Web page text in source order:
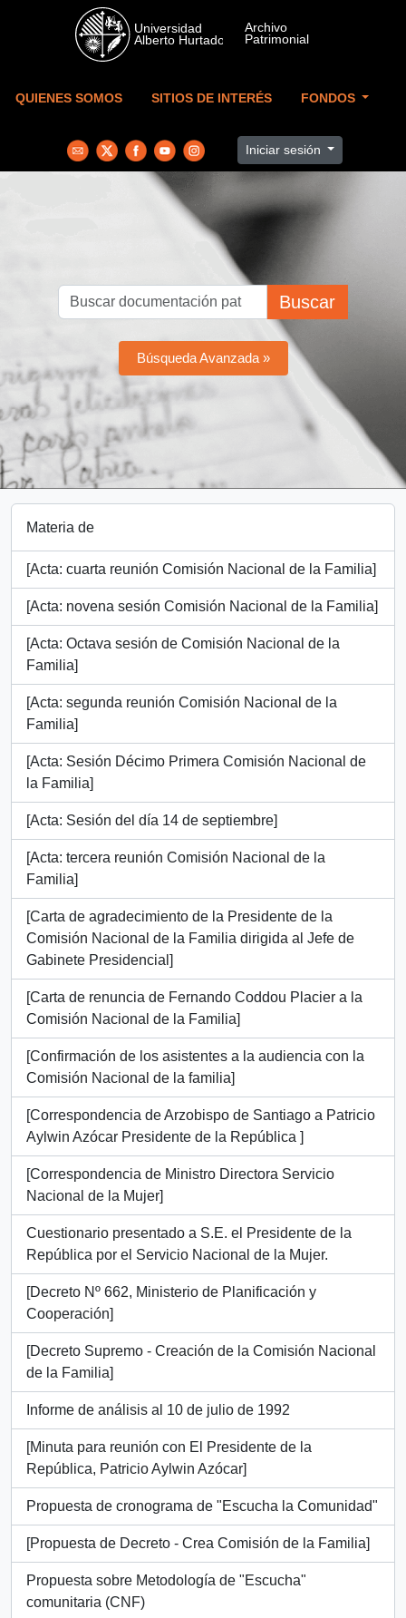
Skip to main content
QUIENES SOMOS SITIOS DE INTERÉS FONDOS
Iniciar sesión
Buscar
Búsqueda Avanzada »
Materia de
[Acta: cuarta reunión Comisión Nacional de la Familia]
[Acta: novena sesión Comisión Nacional de la Familia]
[Acta: Octava sesión de Comisión Nacional de la
Familia]
[Acta: segunda reunión Comisión Nacional de la
Familia]
[Acta: Sesión Décimo Primera Comisión Nacional de
la Familia]
[Acta: Sesión del día 14 de septiembre]
[Acta: tercera reunión Comisión Nacional de la
Familia]
[Carta de agradecimiento de la Presidente de la
Comisión Nacional de la Familia dirigida al Jefe de
Gabinete Presidencial]
[Carta de renuncia de Fernando Coddou Placier a la
Comisión Nacional de la Familia]
[Confirmación de los asistentes a la audiencia con la
Comisión Nacional de la familia]
[Correspondencia de Arzobispo de Santiago a Patricio
Aylwin Azócar Presidente de la República ]
[Correspondencia de Ministro Directora Servicio
Nacional de la Mujer]
Cuestionario presentado a S.E. el Presidente de la
República por el Servicio Nacional de la Mujer.
[Decreto Nº 662, Ministerio de Planificación y
Cooperación]
[Decreto Supremo - Creación de la Comisión Nacional
de la Familia]
Informe de análisis al 10 de julio de 1992
[Minuta para reunión con El Presidente de la
República, Patricio Aylwin Azócar]
Propuesta de cronograma de "Escucha la Comunidad"
[Propuesta de Decreto - Crea Comisión de la Familia]
Propuesta sobre Metodología de "Escucha"
comunitaria (CNF)